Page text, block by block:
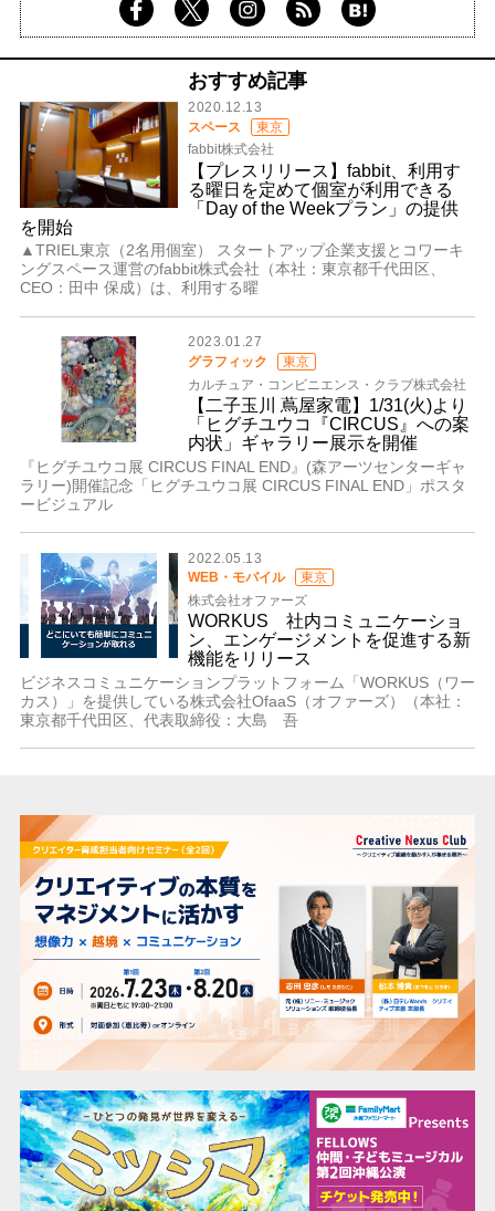
おすすめ記事
2020.12.13
スペース
東京
fabbit株式会社
【プレスリリース】fabbit、利用す
る曜日を定めて個室が利用できる
「Day of the Weekプラン」の提供
を開始
▲TRIEL東京（2名用個室） スタートアップ企業支援とコワーキ
ングスペース運営のfabbit株式会社（本社：東京都千代田区、
CEO：田中 保成）は、利用する曜
2023.01.27
グラフィック
東京
カルチュア・コンビニエンス・クラブ株式会社
【二子玉川 蔦屋家電】1/31(火)より
「ヒグチユウコ『CIRCUS』への案
内状」ギャラリー展示を開催
『ヒグチユウコ展 CIRCUS FINAL END』(森アーツセンターギャ
ラリー)開催記念「ヒグチユウコ展 CIRCUS FINAL END」ポスタ
ービジュアル
2022.05.13
WEB・モバイル
東京
株式会社オファーズ
WORKUS 社内コミュニケーショ
ン、エンゲージメントを促進する新
機能をリリース
ビジネスコミュニケーションプラットフォーム「WORKUS（ワー
カス）」を提供している株式会社OfaaS（オファーズ）（本社：
東京都千代田区、代表取締役：大島 吾